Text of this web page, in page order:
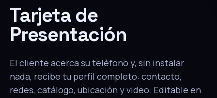
Tarjeta de
Presentación
El cliente acerca su teléfono y, sin instalar
nada, recibe tu perfil completo: contacto,
redes, catálogo, ubicación y video. Editable en